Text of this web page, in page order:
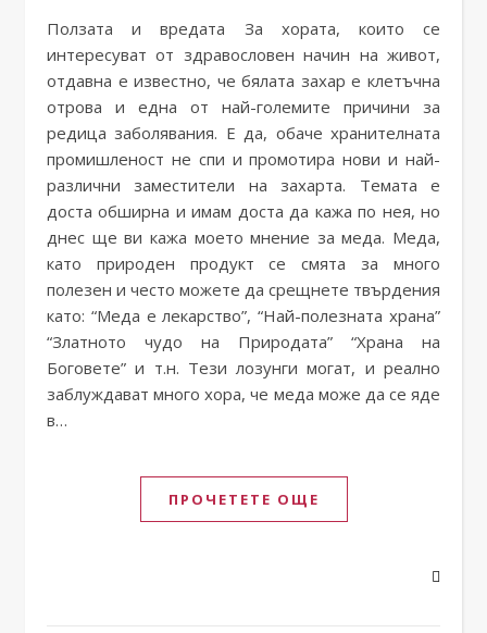
Ползата и вредата За хората, които се
интересуват от здравословен начин на живот,
отдавна е известно, че бялата захар е клетъчна
отрова и една от най-големите причини за
редица заболявания. Е да, обаче хранителната
промишленост не спи и промотира нови и най-
различни заместители на захарта. Темата е
доста обширна и имам доста да кажа по нея, но
днес ще ви кажа моето мнение за меда. Меда,
като природен продукт се смята за много
полезен и често можете да срещнете твърдения
като: “Меда е лекарство”, “Най-полезната храна”
“Златното чудо на Природата” “Храна на
Боговете” и т.н. Тези лозунги могат, и реално
заблуждават много хора, че меда може да се яде
в…
ПРОЧЕТЕТЕ ОЩЕ